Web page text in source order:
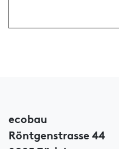
ecobau
Röntgenstrasse 44